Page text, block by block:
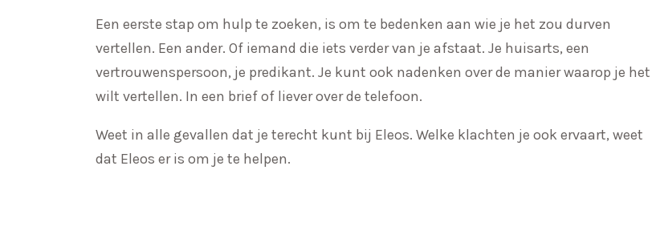
Een eerste stap om hulp te zoeken, is om te bedenken aan wie je het zou durven
vertellen. Een ander. Of iemand die iets verder van je afstaat. Je huisarts, een
vertrouwenspersoon, je predikant. Je kunt ook nadenken over de manier waarop je het
wilt vertellen. In een brief of liever over de telefoon.
Weet in alle gevallen dat je terecht kunt bij Eleos. Welke klachten je ook ervaart, weet
dat Eleos er is om je te helpen.